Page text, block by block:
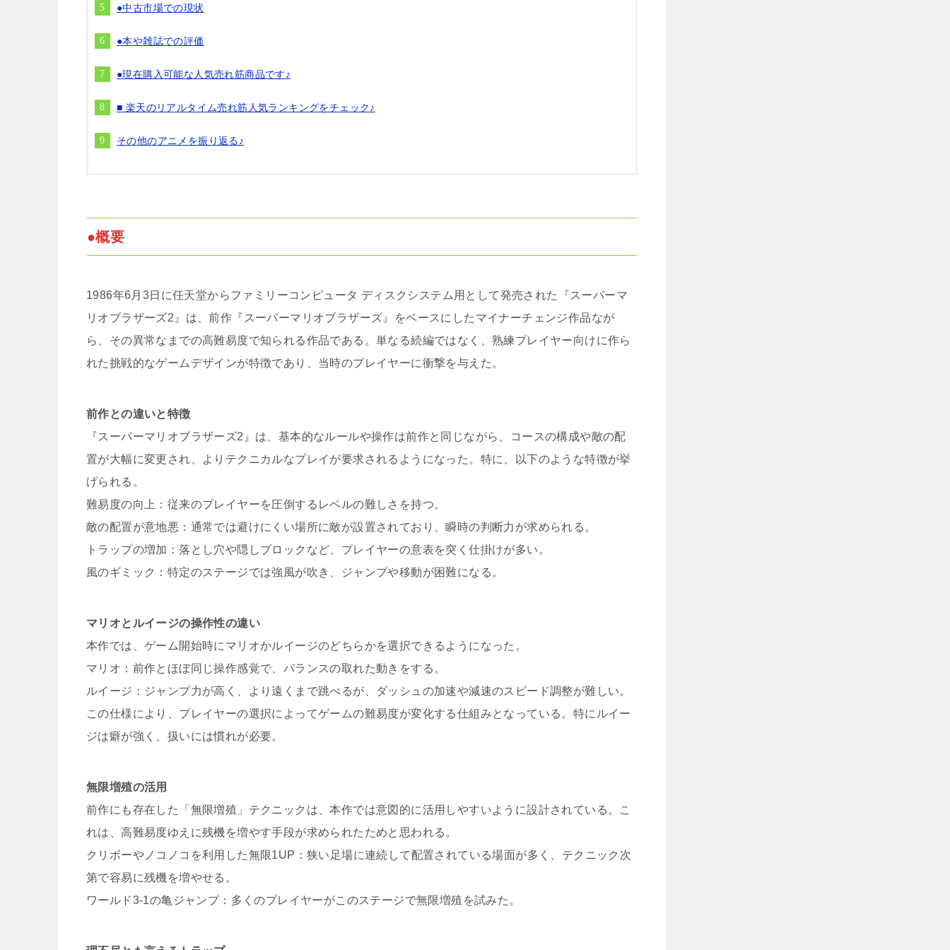
●中古市場での現状
●本や雑誌での評価
●現在購入可能な人気売れ筋商品です♪
■ 楽天のリアルタイム売れ筋人気ランキングをチェック♪
その他のアニメを振り返る♪
●概要
1986年6月3日に任天堂からファミリーコンピュータ ディスクシステム用として発売された『スーパーマ
リオブラザーズ2』は、前作『スーパーマリオブラザーズ』をベースにしたマイナーチェンジ作品なが
ら、その異常なまでの高難易度で知られる作品である。単なる続編ではなく、熟練プレイヤー向けに作ら
れた挑戦的なゲームデザインが特徴であり、当時のプレイヤーに衝撃を与えた。
前作との違いと特徴
『スーパーマリオブラザーズ2』は、基本的なルールや操作は前作と同じながら、コースの構成や敵の配
置が大幅に変更され、よりテクニカルなプレイが要求されるようになった。特に、以下のような特徴が挙
げられる。
難易度の向上：従来のプレイヤーを圧倒するレベルの難しさを持つ。
敵の配置が意地悪：通常では避けにくい場所に敵が設置されており、瞬時の判断力が求められる。
トラップの増加：落とし穴や隠しブロックなど、プレイヤーの意表を突く仕掛けが多い。
風のギミック：特定のステージでは強風が吹き、ジャンプや移動が困難になる。
マリオとルイージの操作性の違い
本作では、ゲーム開始時にマリオかルイージのどちらかを選択できるようになった。
マリオ：前作とほぼ同じ操作感覚で、バランスの取れた動きをする。
ルイージ：ジャンプ力が高く、より遠くまで跳べるが、ダッシュの加速や減速のスピード調整が難しい。
この仕様により、プレイヤーの選択によってゲームの難易度が変化する仕組みとなっている。特にルイー
ジは癖が強く、扱いには慣れが必要。
無限増殖の活用
前作にも存在した「無限増殖」テクニックは、本作では意図的に活用しやすいように設計されている。こ
れは、高難易度ゆえに残機を増やす手段が求められたためと思われる。
クリボーやノコノコを利用した無限1UP：狭い足場に連続して配置されている場面が多く、テクニック次
第で容易に残機を増やせる。
ワールド3-1の亀ジャンプ：多くのプレイヤーがこのステージで無限増殖を試みた。